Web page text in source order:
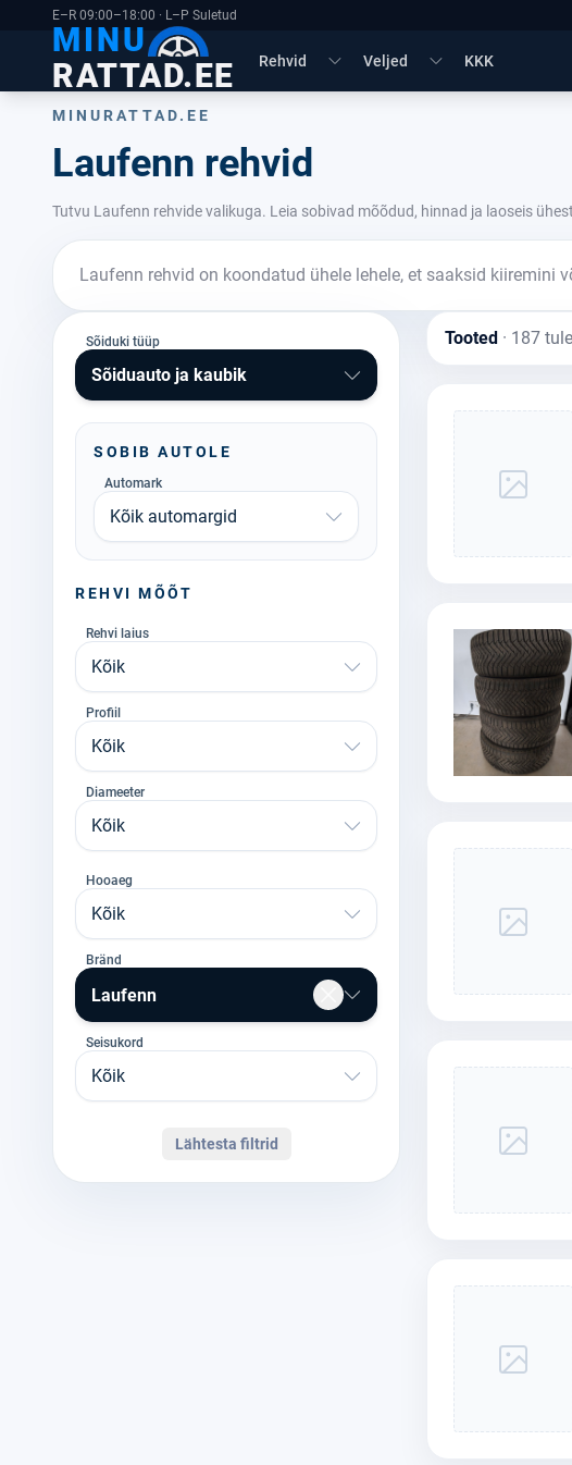
E–R 09:00–18:00 · L–P Suletud
MINU
RATTAD.EE
Rehvid Veljed KKK
MINURATTAD.EE
Laufenn rehvid
Tutvu Laufenn rehvide valikuga. Leia sobivad mõõdud, hinnad ja laoseis
Laufenn rehvid on koondatud ühele lehele, et saaksid kiiremini
Sõiduki tüüp
Sõiduauto ja kaubik
SOBIB AUTOLE
Automark
Kõik automargid
REHVI MÕÕT
Rehvi laius
Kõik
Profiil
Kõik
Diameeter
Kõik
Hooaeg
Kõik
Bränd
Laufenn
Seisukord
Kõik
Lähtesta filtrid
Tooted · 187